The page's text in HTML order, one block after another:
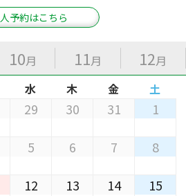
予約はこちら
10月 11月 12月
水 木 金 土
29 30 31 1
5 6 7 8
12 13 14 15